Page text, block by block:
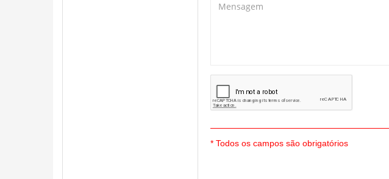
* Todos os campos são obrigatórios